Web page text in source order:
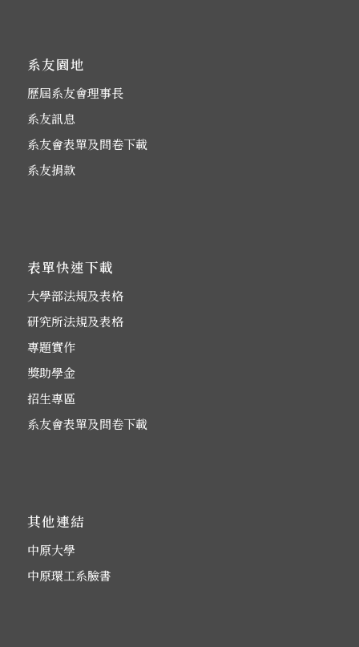
系友園地
歷屆系友會理事長
系友訊息
系友會表單及問卷下載
系友捐款
表單快速下載
大學部法規及表格
研究所法規及表格
專題實作
獎助學金
招生專區
系友會表單及問卷下載
其他連結
中原大學
中原環工系臉書